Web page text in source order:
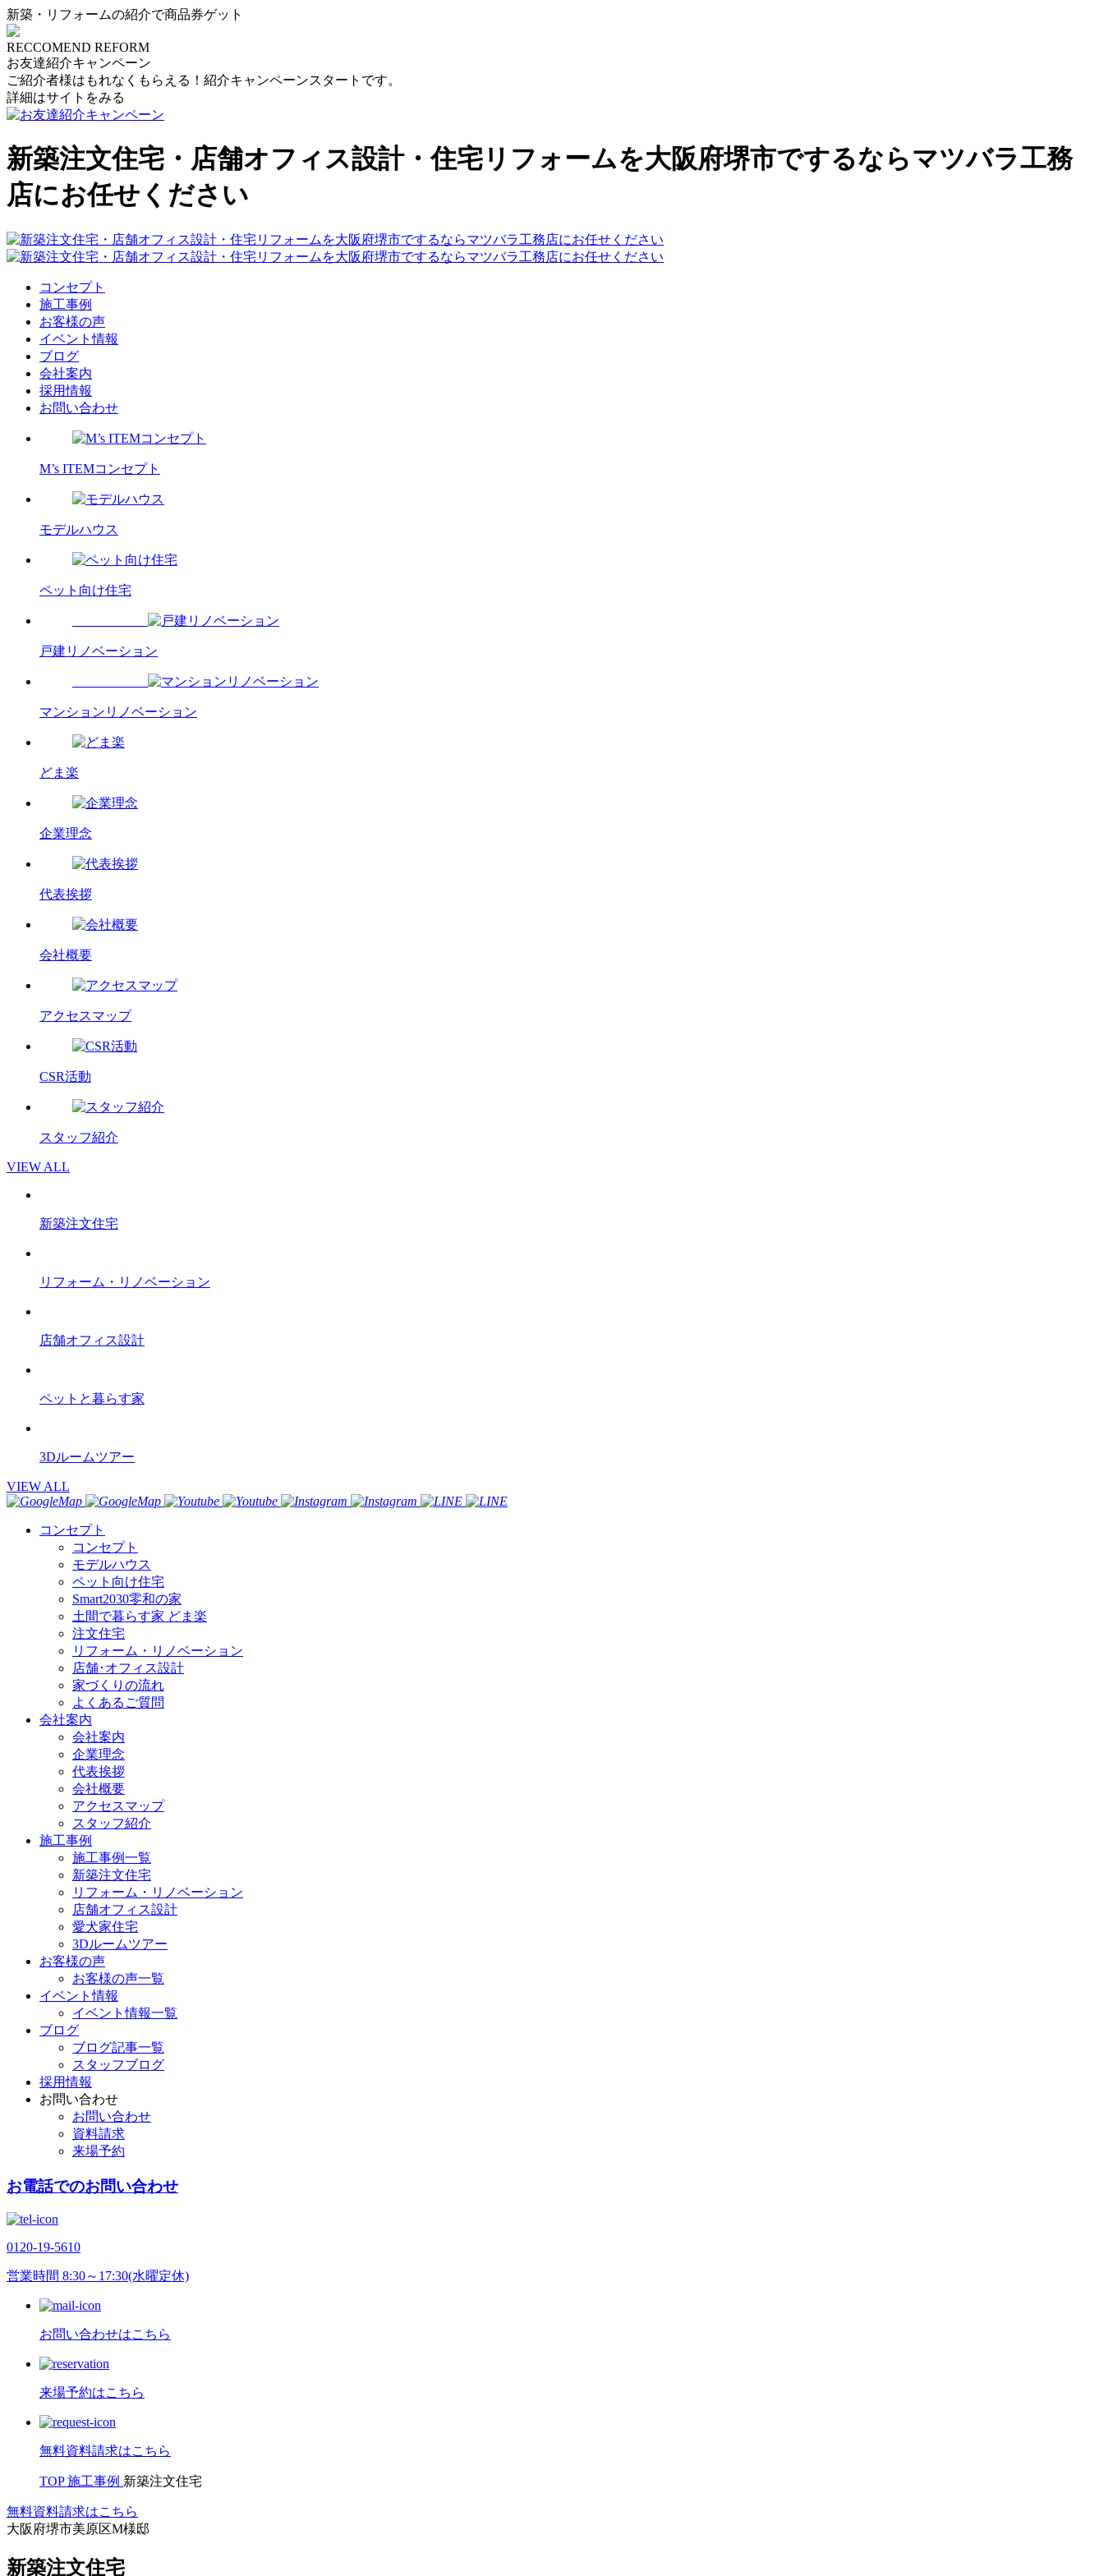
新築・リフォームの紹介で商品券ゲット
RECCOMEND REFORM
お友達紹介キャンペーン
ご紹介者様はもれなくもらえる！紹介キャンペーンスタートです。
詳細はサイトをみる
新築注文住宅・店舗オフィス設計・住宅リフォームを大阪府堺市でするならマツバラ工務
店にお任せください
コンセプト
施工事例
お客様の声
イベント情報
ブログ
会社案内
採用情報
お問い合わせ
M’s ITEMコンセプト
モデルハウス
ペット向け住宅
戸建リノベーション
マンションリノベーション
どま楽
企業理念
代表挨拶
会社概要
アクセスマップ
CSR活動
スタッフ紹介
VIEW ALL
新築注文住宅
リフォーム・リノベーション
店舗オフィス設計
ペットと暮らす家
3Dルームツアー
VIEW ALL
コンセプト
コンセプト
モデルハウス
ペット向け住宅
Smart2030零和の家
土間で暮らす家 どま楽
注文住宅
リフォーム・リノベーション
店舗･オフィス設計
家づくりの流れ
よくあるご質問
会社案内
会社案内
企業理念
代表挨拶
会社概要
アクセスマップ
スタッフ紹介
施工事例
施工事例一覧
新築注文住宅
リフォーム・リノベーション
店舗オフィス設計
愛犬家住宅
3Dルームツアー
お客様の声
お客様の声一覧
イベント情報
イベント情報一覧
ブログ
ブログ記事一覧
スタッフブログ
採用情報
お問い合わせ
お問い合わせ
資料請求
来場予約
お電話でのお問い合わせ
0120-19-5610
営業時間 8:30～17:30(水曜定休)
お問い合わせはこちら
来場予約はこちら
無料資料請求はこちら
TOP 施工事例 新築注文住宅
無料資料請求はこちら
大阪府堺市美原区M様邸
新築注文住宅